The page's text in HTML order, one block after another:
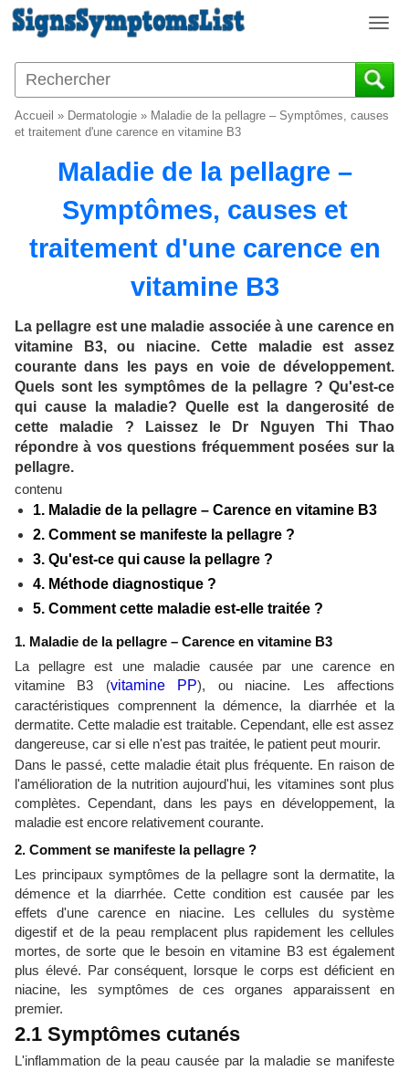
T
g
g
a
n
Accueil » Dermatologie » Maladie de la pellagre – Symptômes, causes
et traitement d'une carence en vitamine B3
Maladie de la pellagre –
Symptômes, causes et
traitement d'une carence en
vitamine B3
La pellagre est une maladie associée à une carence en
vitamine B3, ou niacine. Cette maladie est assez
courante dans les pays en voie de développement.
Quels sont les symptômes de la pellagre ? Qu'est-ce
qui cause la maladie? Quelle est la dangerosité de
cette maladie ? Laissez le Dr Nguyen Thi Thao
répondre à vos questions fréquemment posées sur la
pellagre.
contenu
1. Maladie de la pellagre – Carence en vitamine B3
2. Comment se manifeste la pellagre ?
3. Qu'est-ce qui cause la pellagre ?
4. Méthode diagnostique ?
5. Comment cette maladie est-elle traitée ?
1. Maladie de la pellagre – Carence en vitamine B3
La pellagre est une maladie causée par une carence en
vitamine B3 (vitamine PP), ou niacine. Les affections
caractéristiques comprennent la démence, la diarrhée et la
dermatite. Cette maladie est traitable. Cependant, elle est assez
dangereuse, car si elle n'est pas traitée, le patient peut mourir.
Dans le passé, cette maladie était plus fréquente. En raison de
l'amélioration de la nutrition aujourd'hui, les vitamines sont plus
complètes. Cependant, dans les pays en développement, la
maladie est encore relativement courante.
2. Comment se manifeste la pellagre ?
Les principaux symptômes de la pellagre sont la dermatite, la
démence et la diarrhée. Cette condition est causée par les
effets d'une carence en niacine. Les cellules du système
digestif et de la peau remplacent plus rapidement les cellules
mortes, de sorte que le besoin en vitamine B3 est également
plus élevé. Par conséquent, lorsque le corps est déficient en
niacine, les symptômes de ces organes apparaissent en
premier.
2.1 Symptômes cutanés
L'inflammation de la peau causée par la maladie se manifeste